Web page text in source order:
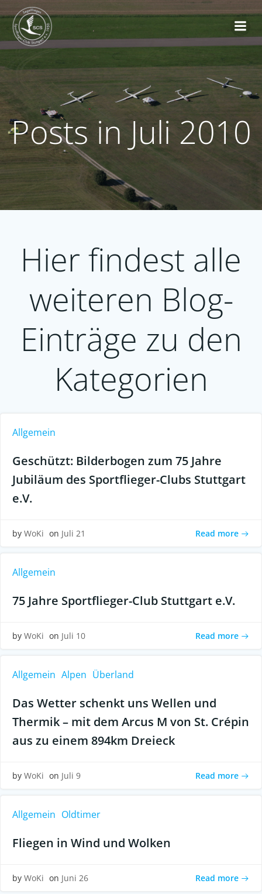
Inhalt
Posts in Juli 2010
Hier findest alle
weiteren Blog-
Einträge zu den
Kategorien
Allgemein
Geschützt: Bilderbogen zum 75 Jahre
Jubiläum des Sportflieger-Clubs Stuttgart
e.V.
by WoKi on Juli 21 Read more
Allgemein
75 Jahre Sportflieger-Club Stuttgart e.V.
by WoKi on Juli 10 Read more
Allgemein Alpen Überland
Das Wetter schenkt uns Wellen und
Thermik – mit dem Arcus M von St. Crépin
aus zu einem 894km Dreieck
by WoKi on Juli 9 Read more
Allgemein Oldtimer
Fliegen in Wind und Wolken
by WoKi on Juni 26 Read more